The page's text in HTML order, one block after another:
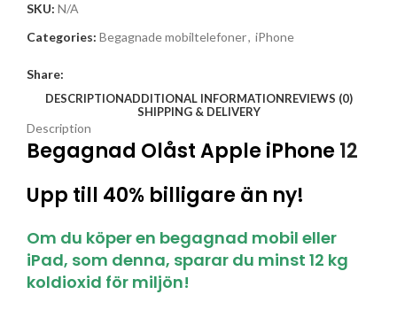
SKU: N/A
Categories: Begagnade mobiltelefoner, iPhone
Share:
DESCRIPTIONADDITIONAL INFORMATIONREVIEWS (0)
SHIPPING & DELIVERY
Description
Begagnad Olåst Apple iPhone12
Upp till 40% billigare än ny!
Om du köper en begagnad mobil eller
iPad, som denna, sparar du minst 12 kg
koldioxid för miljön!